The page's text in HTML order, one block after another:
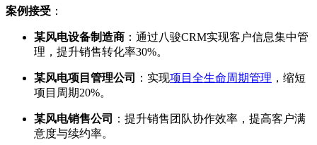
案例接受 ：
某风电设备制造商 ：通过八骏CRM实现客户信息集中管
理，提升销售转化率30%。
某风电项目管理公司 ：实现项目全生命周期管理 ，缩短
项目周期20%。
某风电销售公司
：提升销售团队协作效率，提高客户满
意度与续约率。